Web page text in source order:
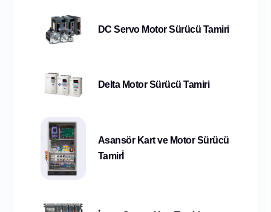
DC Servo Motor Sürücü Tamiri
Delta Motor Sürücü Tamiri
Asansör Kart ve Motor Sürücü
Tamirİ